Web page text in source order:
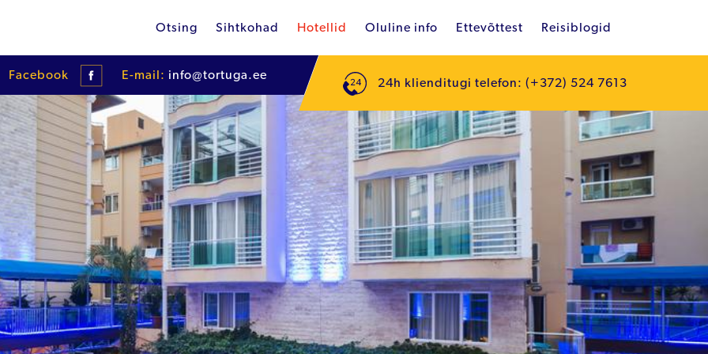
Otsing Sihtkohad Hotellid Oluline info Ettevõttest Reisiblogid
Facebook E-mail: info@tortuga.ee
24h klienditugi telefon: (+372) 524 7613